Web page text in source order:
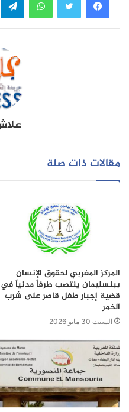
مقالات ذات صلة
المركز المغربي لحقوق الإنسان
ببنسليمان ينتصب طرفاً مدنياً في
قضية إجبار طفل قاصر على شرب
الخمر
السبت 30 مايو 2026